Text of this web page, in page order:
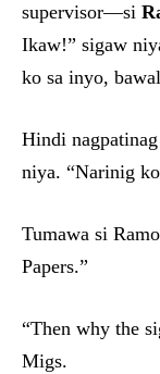
supervisor—si
Ikaw!” sigaw
ko sa inyo,
Hindi
niya. “Narinig
Tumawa si
Papers.”
“Then why the
Migs.